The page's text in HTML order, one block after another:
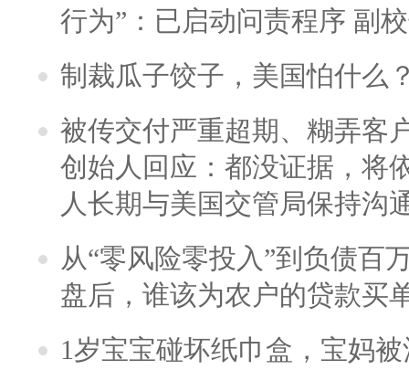
行为”：已启动问责程序 副
制裁瓜子饺子，美国怕什么
被传交付严重超期、糊弄客
创始人回应：都没证据，将
人长期与美国交管局保持沟
从“零风险零投入”到负债百
盘后，谁该为农户的贷款买
1岁宝宝碰坏纸巾盒，宝妈